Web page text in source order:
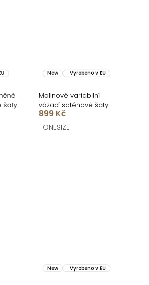
šaty
New Vyrobeno v EU
Malinové variabilní
vázací saténové šaty
899 Kč
ONESIZE
New Vyrobeno v EU